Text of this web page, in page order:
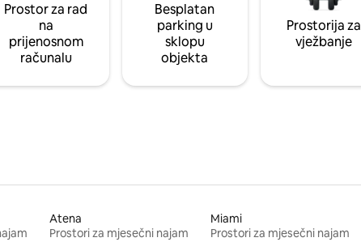
Prostor za rad
na
prijenosnom
računalu
Besplatan
parking u
sklopu
objekta
Prostorija za
vježbanje
Atena
Prostori za mjesečni najam
Miami
Prostori za mjesečni najam